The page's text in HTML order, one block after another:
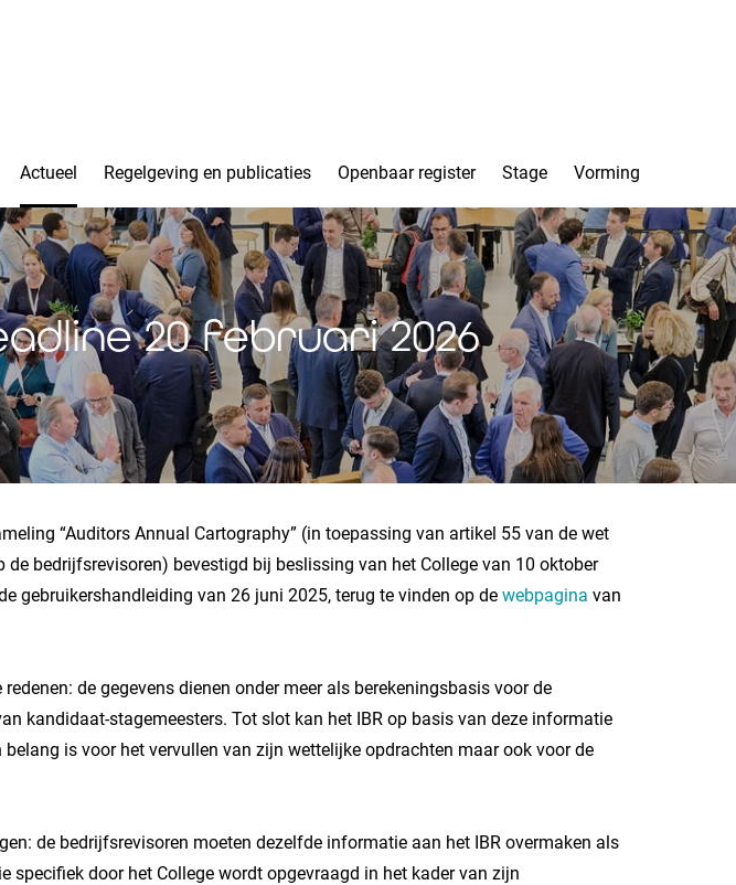
Actueel Regelgeving en publicaties Openbaar register Stage Vorming
20 februari 2026
“Auditors Annual Cartography” (in toepassing van artikel 55 van de wet
bedrijfsrevisoren) bevestigd bij beslissing van het College van 10 oktober
gebruikershandleiding van 26 juni 2025, terug te vinden op de webpagina van
de gegevens dienen onder meer als berekeningsbasis voor de
kandidaat-stagemeesters. Tot slot kan het IBR op basis van deze informatie
is voor het vervullen van zijn wettelijke opdrachten maar ook voor de
de bedrijfsrevisoren moeten dezelfde informatie aan het IBR overmaken als
door het College wordt opgevraagd in het kader van zijn